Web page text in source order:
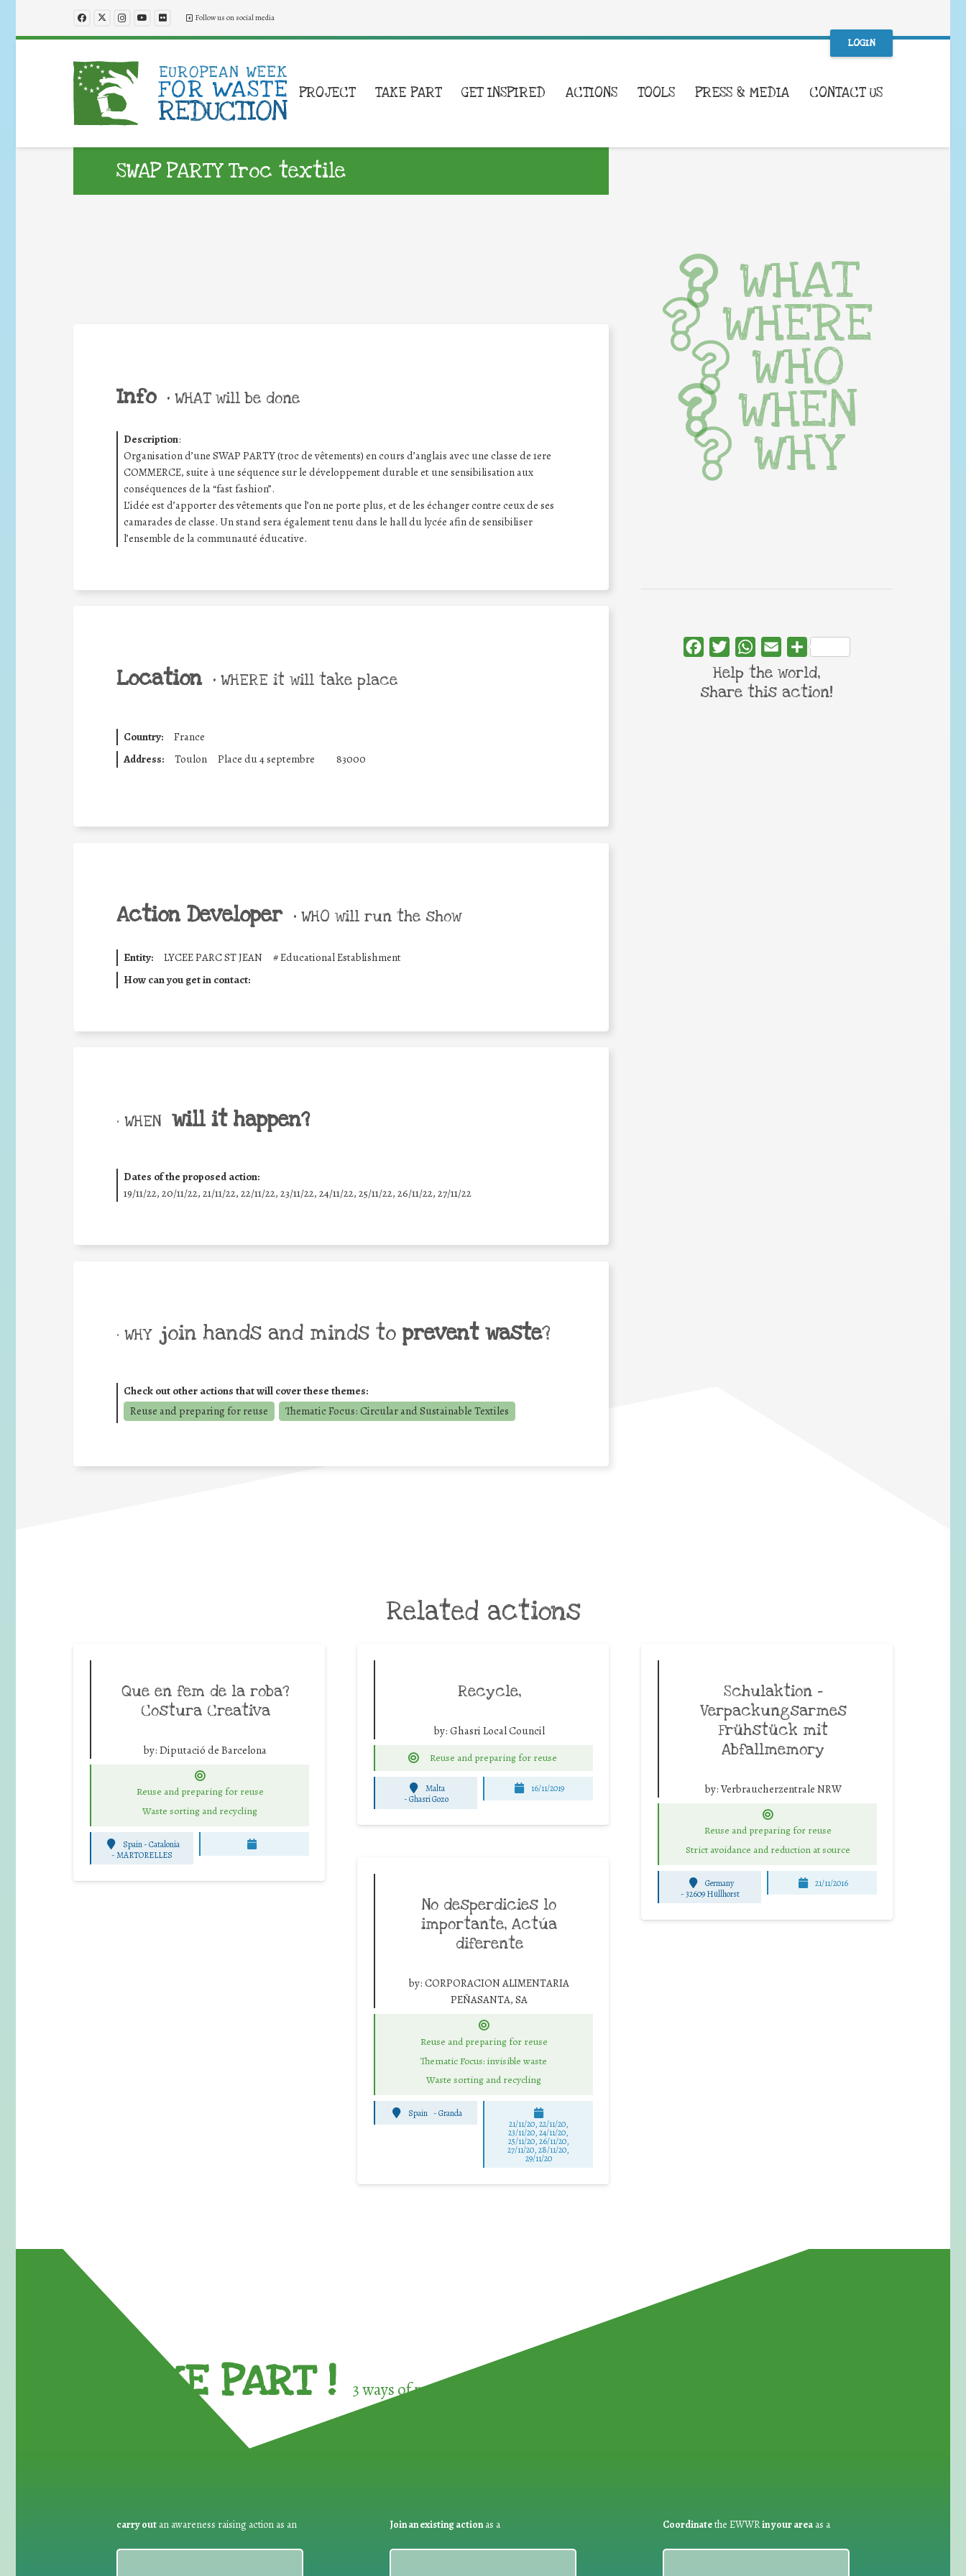
Follow us on social media
LOGIN
PROJECT TAKE PART GET INSPIRED ACTIONS TOOLS PRESS & MEDIA CONTACT US
SWAP PARTY Troc textile
Info • WHAT will be done
Description:
Organisation d’une SWAP PARTY (troc de vêtements) en cours d’anglais avec une classe de 1ere
COMMERCE, suite à une séquence sur le développement durable et une sensibilisation aux
conséquences de la “fast fashion”.
L’idée est d’apporter des vêtements que l’on ne porte plus, et de les échanger contre ceux de ses
camarades de classe. Un stand sera également tenu dans le hall du lycée afin de sensibiliser
l’ensemble de la communauté éducative.
Location • WHERE it will take place
Country:
France
Address:
Toulon Place du 4 septembre 83000
Action Developer • WHO will run the show
Entity: LYCEE PARC ST JEAN #Educational Establishment
How can you get in contact:
• WHEN will it happen?
Dates of the proposed action:
19/11/22, 20/11/22, 21/11/22, 22/11/22, 23/11/22, 24/11/22, 25/11/22, 26/11/22, 27/11/22
• WHY join hands and minds to prevent waste?
Check out other actions that will cover these themes:
Reuse and preparing for reuse
Thematic Focus: Circular and Sustainable Textiles
WHAT
WHERE
WHO
WHEN
WHY
FacebookTwitterWhatsApp
Email Share
Help the world,
share this action!
Related actions
Que en fem de la roba?
Costura Creativa
by: Diputació de Barcelona
Reuse and preparing for reuse
Waste sorting and recycling
Spain - Catalonia
-MARTORELLES
Recycle,
by: Ghasri Local Council
Reuse and preparing for reuse
Malta
-Ghasri Gozo
16/11/2019
Schulaktion -
Verpackungsarmes
Frühstück mit
Abfallmemory
by: Verbraucherzentrale NRW
Reuse and preparing for reuse
Strict avoidance and reduction at source
Germany
-32609 Hüllhorst
21/11/2016
No desperdicies lo
importante, Actúa
diferente
by: CORPORACION ALIMENTARIA
PEÑASANTA, SA
Reuse and preparing for reuse
Thematic Focus: invisible waste
Waste sorting and recycling
Spain -Granda
21/11/20, 22/11/20,
23/11/20, 24/11/20,
25/11/20, 26/11/20,
27/11/20, 28/11/20,
29/11/20
TAKE PART ! 3 ways of participating in the
carry out an awareness raising action as an Join an existing actionas a Coordinatethe EWWRin your areaas a